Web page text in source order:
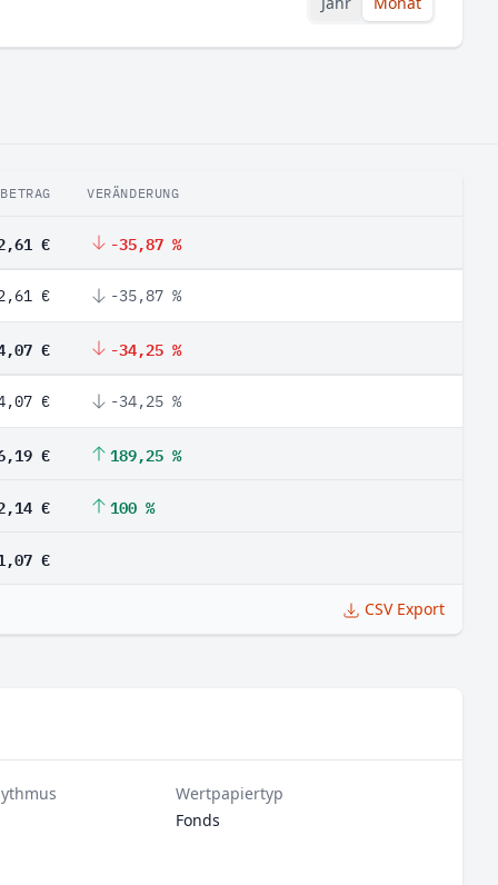
BETRAG VERÄNDERUNG
€ -35,87 %
€ -35,87 %
€ -34,25 %
€ -34,25 %
€ 189,25 %
€ 100 %
€
CSV Export
Wertpapiertyp
Fonds